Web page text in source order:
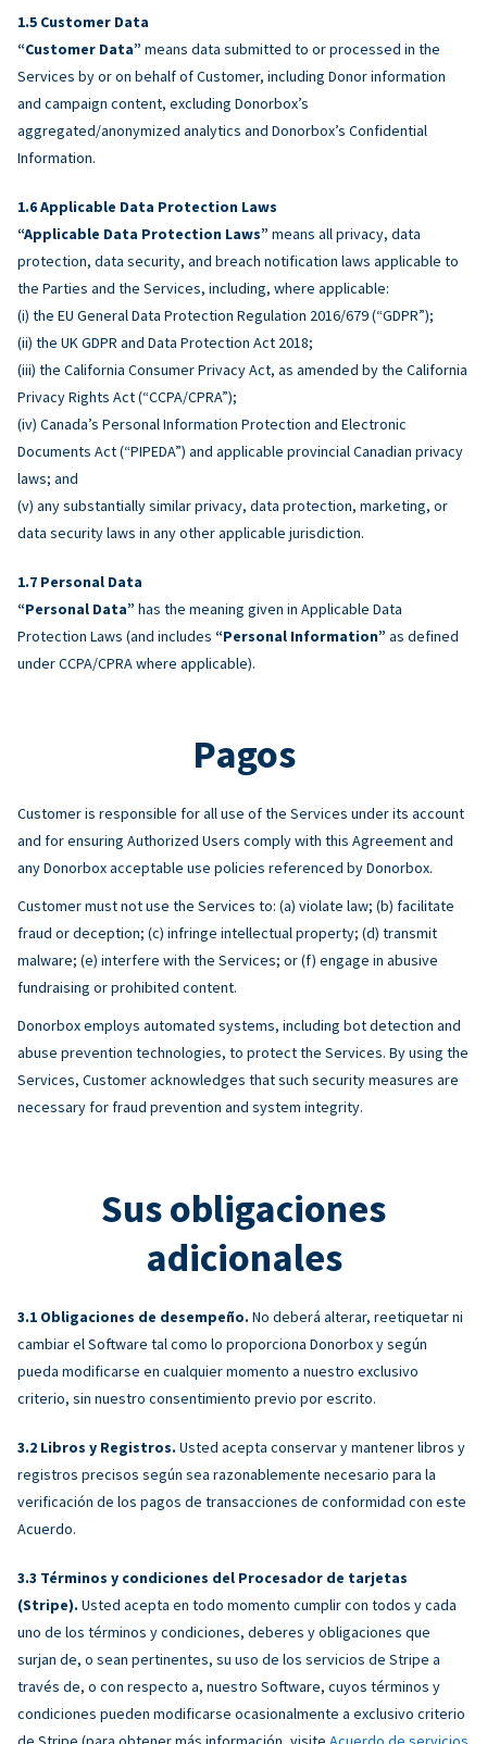
Customer Data
“Customer Data” means data submitted to or processed in the
Services by or on behalf of Customer, including Donor information
and campaign content, excluding Donorbox’s
aggregated/anonymized analytics and Donorbox’s Confidential
Information.
Applicable Data Protection Laws
“Applicable Data Protection Laws” means all privacy, data
protection, data security, and breach notification laws applicable to
the Parties and the Services, including, where applicable:
(i) the EU General Data Protection Regulation 2016/679 (“GDPR”);
(ii) the UK GDPR and Data Protection Act 2018;
(iii) the California Consumer Privacy Act, as amended by the California
Privacy Rights Act (“CCPA/CPRA”);
(iv) Canada’s Personal Information Protection and Electronic
Documents Act (“PIPEDA”) and applicable provincial Canadian privacy
laws; and
(v) any substantially similar privacy, data protection, marketing, or
data security laws in any other applicable jurisdiction.
Personal Data
“Personal Data” has the meaning given in Applicable Data
Protection Laws (and includes “Personal Information” as defined
under CCPA/CPRA where applicable).
Pagos
Customer is responsible for all use of the Services under its account
and for ensuring Authorized Users comply with this Agreement and
any Donorbox acceptable use policies referenced by Donorbox.
Customer must not use the Services to: (a) violate law; (b) facilitate
fraud or deception; (c) infringe intellectual property; (d) transmit
malware; (e) interfere with the Services; or (f) engage in abusive
fundraising or prohibited content.
Donorbox employs automated systems, including bot detection and
abuse prevention technologies, to protect the Services. By using the
Services, Customer acknowledges that such security measures are
necessary for fraud prevention and system integrity.
Sus obligaciones
adicionales
Obligaciones de desempeño. No deberá alterar, reetiquetar ni
cambiar el Software tal como lo proporciona Donorbox y según
pueda modificarse en cualquier momento a nuestro exclusivo
criterio, sin nuestro consentimiento previo por escrito.
Libros y Registros. Usted acepta conservar y mantener libros y
registros precisos según sea razonablemente necesario para la
verificación de los pagos de transacciones de conformidad con este
Acuerdo.
Términos y condiciones del Procesador de tarjetas
(Stripe). Usted acepta en todo momento cumplir con todos y cada
uno de los términos y condiciones, deberes y obligaciones que
surjan de, o sean pertinentes, su uso de los servicios de Stripe a
través de, o con respecto a, nuestro Software, cuyos términos y
condiciones pueden modificarse ocasionalmente a exclusivo criterio